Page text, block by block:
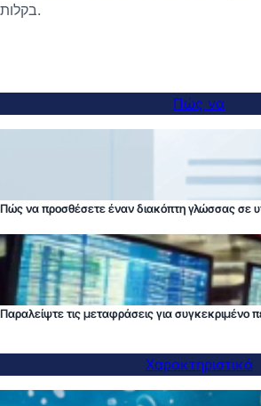
בקלות.
Πώς να
Πώς να προσθέσετε έναν διακόπτη γλώσσας σε
Παραλείψτε τις μεταφράσεις για συγκεκριμένο
Χαρακτηριστικά